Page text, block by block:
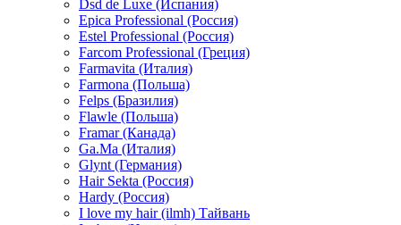
Dsd de Luxe (Испания)
Epica Professional (Россия)
Estel Professional (Россия)
Farcom Professional (Греция)
Farmavita (Италия)
Farmona (Польша)
Felps (Бразилия)
Flawle (Польша)
Framar (Канада)
Ga.Ma (Италия)
Glynt (Германия)
Hair Sekta (Россия)
Hardy (Россия)
I love my hair (ilmh) Тайвань